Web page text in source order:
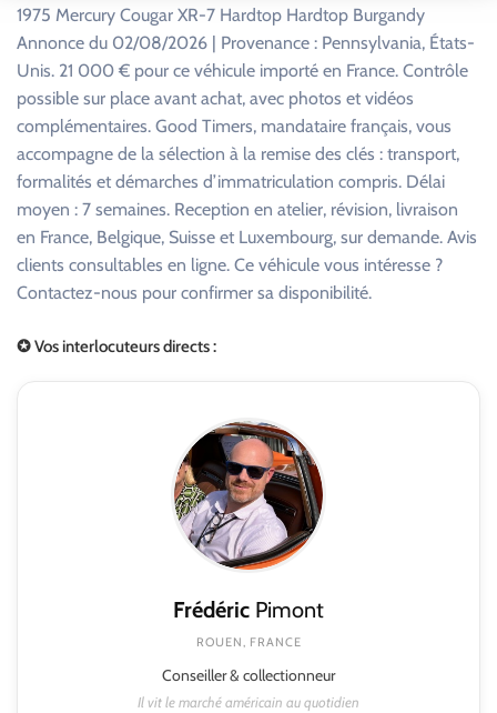
1975 Mercury Cougar XR-7 Hardtop Hardtop Burgandy
Annonce du 02/08/2026 | Provenance : Pennsylvania, États-
Unis. 21 000 € pour ce véhicule importé en France. Contrôle
possible sur place avant achat, avec photos et vidéos
complémentaires. Good Timers, mandataire français, vous
accompagne de la sélection à la remise des clés : transport,
formalités et démarches d’immatriculation compris. Délai
moyen : 7 semaines. Reception en atelier, révision, livraison
en France, Belgique, Suisse et Luxembourg, sur demande. Avis
clients consultables en ligne. Ce véhicule vous intéresse ?
Contactez-nous pour confirmer sa disponibilité.
✪ Vos interlocuteurs directs :
Frédéric Pimont
ROUEN, FRANCE
Conseiller & collectionneur
Il vit le marché américain au quotidien